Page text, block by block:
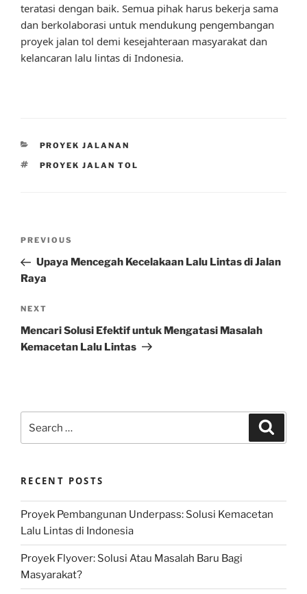
teratasi dengan baik. Semua pihak harus bekerja sama
dan berkolaborasi untuk mendukung pengembangan
proyek jalan tol demi kesejahteraan masyarakat dan
kelancaran lalu lintas di Indonesia.
CATEGORIES
PROYEK JALANAN
TAGS
PROYEK JALAN TOL
Previous
Post
PREVIOUS
Upaya Mencegah Kecelakaan Lalu Lintas di Jalan
Raya
Next
Post
NEXT
Mencari Solusi Efektif untuk Mengatasi Masalah
Kemacetan Lalu Lintas
for:
RECENT POSTS
Proyek Pembangunan Underpass: Solusi Kemacetan
Lalu Lintas di Indonesia
Proyek Flyover: Solusi Atau Masalah Baru Bagi
Masyarakat?